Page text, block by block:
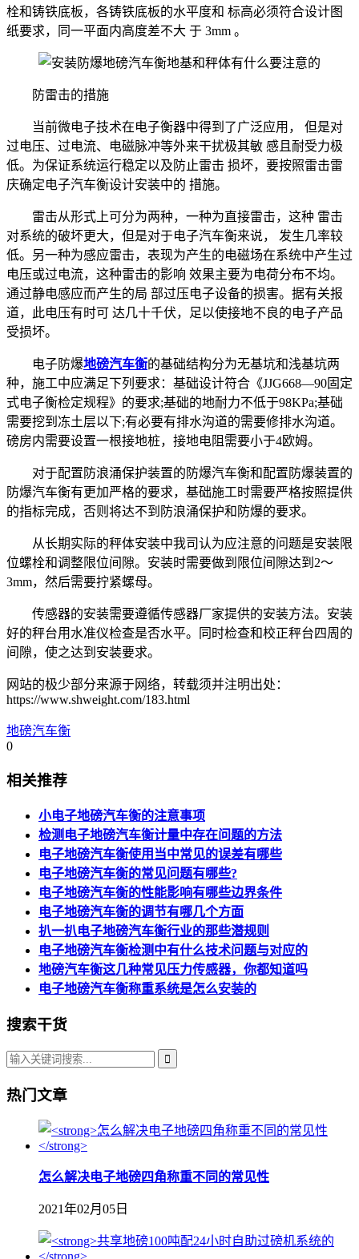
栓和铸铁底板，各铸铁底板的水平度和 标高必须符合设计图
纸要求，同一平面内高度差不大 于 3mm 。
防雷击的措施
当前微电子技术在电子衡器中得到了广泛应用， 但是对
过电压、过电流、电磁脉冲等外来干扰极其敏 感且耐受力极
低。为保证系统运行稳定以及防止雷击 损坏，要按照雷击雷
庆确定电子汽车衡设计安装中的 措施。
雷击从形式上可分为两种，一种为直接雷击，这种 雷击
对系统的破坏更大，但是对于电子汽车衡来说， 发生几率较
低。另一种为感应雷击，表现为产生的电磁场在系统中产生过
电压或过电流，这种雷击的影响 效果主要为电荷分布不均。
通过静电感应而产生的局 部过压电子设备的损害。据有关报
道，此电压有时可 达几十千伏，足以使接地不良的电子产品
受损坏。
电子防爆地磅汽车衡的基础结构分为无基坑和浅基坑两
种，施工中应满足下列要求：基础设计符合《JJG668—90固定
式电子衡检定规程》的要求;基础的地耐力不低于98KPa;基础
需要挖到冻土层以下;有必要有排水沟道的需要修排水沟道。
磅房内需要设置一根接地桩，接地电阻需要小于4欧姆。
对于配置防浪涌保护装置的防爆汽车衡和配置防爆装置的
防爆汽车衡有更加严格的要求，基础施工时需要严格按照提供
的指标完成，否则将达不到防浪涌保护和防爆的要求。
从长期实际的秤体安装中我司认为应注意的问题是安装限
位螺栓和调整限位间隙。安装时需要做到限位间隙达到2～
3mm，然后需要拧紧螺母。
传感器的安装需要遵循传感器厂家提供的安装方法。安装
好的秤台用水准仪检查是否水平。同时检查和校正秤台四周的
间隙，使之达到安装要求。
网站的极少部分来源于网络，转载须并注明出处：
https://www.shweight.com/183.html
地磅汽车衡
0
相关推荐
小电子地磅汽车衡的注意事项
检测电子地磅汽车衡计量中存在问题的方法
电子地磅汽车衡使用当中常见的误差有哪些
电子地磅汽车衡的常见问题有哪些?
电子地磅汽车衡的性能影响有哪些边界条件
电子地磅汽车衡的调节有哪几个方面
扒一扒电子地磅汽车衡行业的那些潜规则
电子地磅汽车衡检测中有什么技术问题与对应的
地磅汽车衡这几种常见压力传感器，你都知道吗
电子地磅汽车衡称重系统是怎么安装的
搜索干货
热门文章
怎么解决电子地磅四角称重不同的常见性
2021年02月05日